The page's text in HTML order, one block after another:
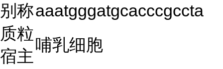
别称aaatgggatgcacccgccta
质粒
宿主
哺乳细胞